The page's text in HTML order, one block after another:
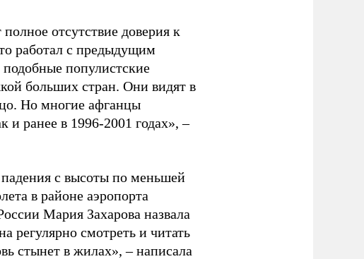
отсутствие доверия к
работал с предыдущим
популистские
больших стран. Они видят в
Но многие афганцы
и ранее в 1996-2001 годах», –
с высоты по меньшей
в районе аэропорта
Мария Захарова назвала
смотреть и читать
стынет в жилах», – написала